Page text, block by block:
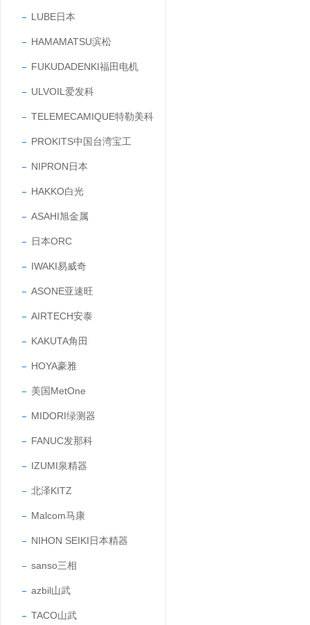
LUBE日本
HAMAMATSU滨松
FUKUDADENKI福田电机
ULVOIL爱发科
TELEMECAMIQUE特勒美科
PROKITS中国台湾宝工
NIPRON日本
HAKKO白光
ASAHI旭金属
日本ORC
IWAKI易威奇
ASONE亚速旺
AIRTECH安泰
KAKUTA角田
HOYA豪雅
美国MetOne
MIDORI绿测器
FANUC发那科
IZUMI泉精器
北泽KITZ
Malcom马康
NIHON SEIKI日本精器
sanso三相
azbil山武
TACO山武